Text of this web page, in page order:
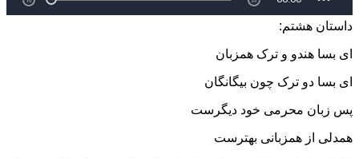
داستان هشتم:
ای بسا هندو و ترک همزبان
ای بسا دو ترک چون بیگانگان
پس زبان محرمی خود دیگرست
همدلی از همزبانی بهترست